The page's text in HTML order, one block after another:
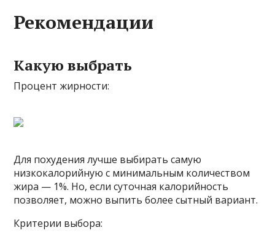
Рекомендации
Какую выбрать
Процент жирности:
Для похудения лучше выбирать самую
низкокалорийную с минимальным количеством
жира — 1%. Но, если суточная калорийность
позволяет, можно выпить более сытный вариант.
Критерии выбора: